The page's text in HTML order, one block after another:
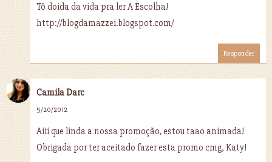
Tô doida da vida pra ler A Escolha!
http://blogdamazzei.blogspot.com/
Responder
Camila Darc
5/20/2012
Aiii que linda a nossa promoção, estou taao animada!
Obrigada por ter aceitado fazer esta promo cmg, Katy!